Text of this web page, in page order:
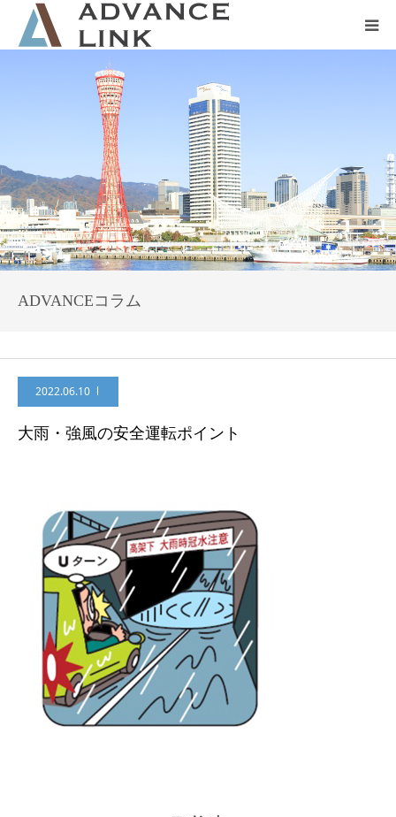
ADVANCEコラム
2022.06.10
大雨・強風の安全運転ポイント
会社概要
ネット保険
事業保険